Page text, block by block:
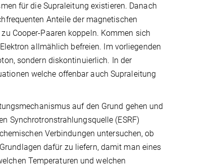
für die Supraleitung existieren. Danach
Anteile der magnetischen
Cooper-Paaren koppeln. Kommen sich
allmählich befreien. Im vorliegenden
sondern diskontinuierlich. In der
welche offenbar auch Supraleitung
auf den Grund gehen und
Synchrotronstrahlungsquelle (ESRF)
Verbindungen untersuchen, ob
dafür zu liefern, damit man eines
Temperaturen und welchen